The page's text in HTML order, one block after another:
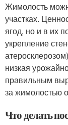
Жимолость
участках.
ягод, но и в их
укрепление
низкая
правильным
за жимолостью
Что делать